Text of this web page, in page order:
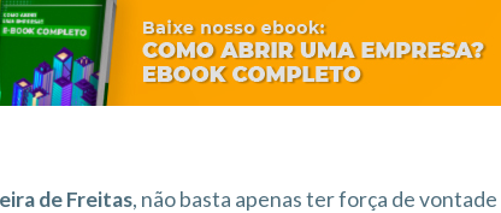
de Freitas, não basta apenas ter força de vontade